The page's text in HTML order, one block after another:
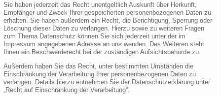
Sie haben jederzeit das Recht unentgeltlich Auskunft über Herkunft,
Empfänger und Zweck Ihrer gespeicherten personenbezogenen Daten zu
erhalten. Sie haben außerdem ein Recht, die Berichtigung, Sperrung oder
Löschung dieser Daten zu verlangen. Hierzu sowie zu weiteren Fragen
zum Thema Datenschutz können Sie sich jederzeit unter der im
Impressum angegebenen Adresse an uns wenden. Des Weiteren steht
Ihnen ein Beschwerderecht bei der zuständigen Aufsichtsbehörde zu.
Außerdem haben Sie das Recht, unter bestimmten Umständen die
Einschränkung der Verarbeitung Ihrer personenbezogenen Daten zu
verlangen. Details hierzu entnehmen Sie der Datenschutzerklärung unter
„Recht auf Einschränkung der Verarbeitung“.